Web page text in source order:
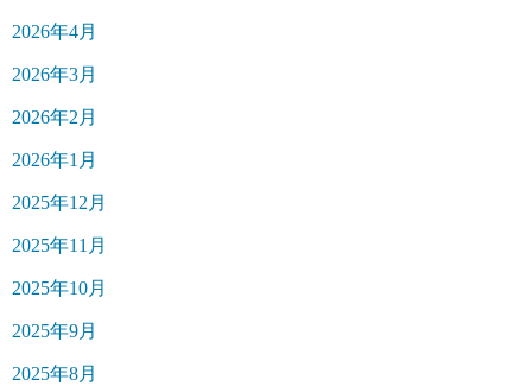
2026年4月
2026年3月
2026年2月
2026年1月
2025年12月
2025年11月
2025年10月
2025年9月
2025年8月